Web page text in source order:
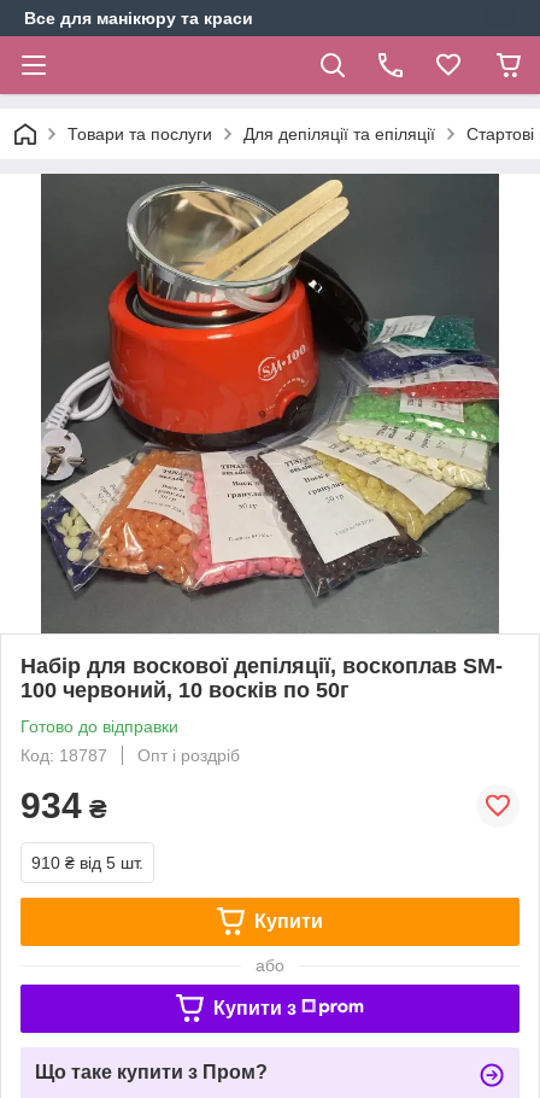
Все для манікюру та краси
Товари та послуги Для депіляції та епіляції
Набір для воскової депіляції, воскоплав SM-
100 червоний, 10 восків по 50г
Готово до відправки
Код: 18787
Опт і роздріб
934 ₴
910 ₴ від 5 шт.
Купити
або
Купити з
Що таке купити з Пром?